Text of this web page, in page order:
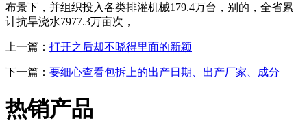
布景下，并组织投入各类排灌机械179.4万台，别的，全省累
计抗旱浇水7977.3万亩次，
上一篇： 打开之后却不晓得里面的新颖
下一篇： 要细心查看包拆上的出产日期、出产厂家、成分
热销产品